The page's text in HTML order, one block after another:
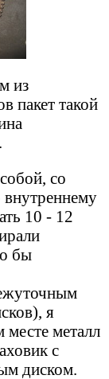
из
пакет такой
со
10 - 12
бы
я
месте металл
с
диском.